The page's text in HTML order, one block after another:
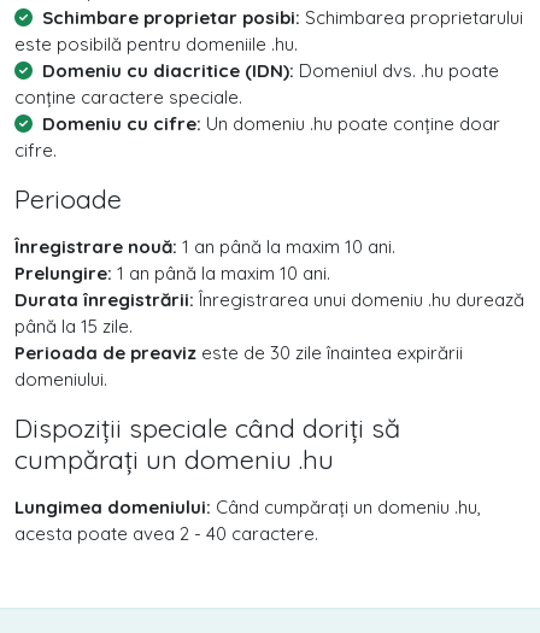
Schimbare proprietar posibi: Schimbarea proprietarului
este posibilă pentru domeniile .hu.
Domeniu cu diacritice (IDN): Domeniul dvs. .hu poate
conține caractere speciale.
Domeniu cu cifre: Un domeniu .hu poate conține doar
cifre.
Perioade
Înregistrare nouă: 1 an până la maxim 10 ani.
Prelungire: 1 an până la maxim 10 ani.
Durata înregistrării: Înregistrarea unui domeniu .hu durează
până la 15 zile.
Perioada de preaviz este de 30 zile înaintea expirării
domeniului.
Dispoziții speciale când doriți să
cumpărați un domeniu .hu
Lungimea domeniului: Când cumpărați un domeniu .hu,
acesta poate avea 2 - 40 caractere.